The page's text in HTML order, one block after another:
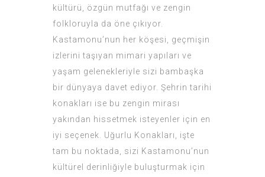
kültürü, özgün mutfağı ve zengin
folkloruyla da öne çıkıyor.
Kastamonu’nun her köşesi, geçmişin
izlerini taşıyan mimari yapıları ve
yaşam gelenekleriyle sizi bambaşka
bir dünyaya davet ediyor. Şehrin tarihi
konakları ise bu zengin mirası
yakından hissetmek isteyenler için en
iyi seçenek. Uğurlu Konakları, işte
tam bu noktada, sizi Kastamonu’nun
kültürel derinliğiyle buluşturmak için